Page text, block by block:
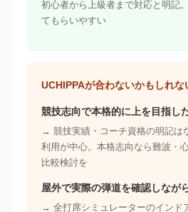
初心者から上級者まで対応と明記
てもらいやすい
UCHIPPAが合わないかもしれな
競技志向で本格的に上を目指し
→ 競技実績・コーチ資格の明記は
利用が中心。本格志向なら難波・
比較検討を
屋外で実際の弾道を確認しなが
→ 全打席シミュレーターのインド